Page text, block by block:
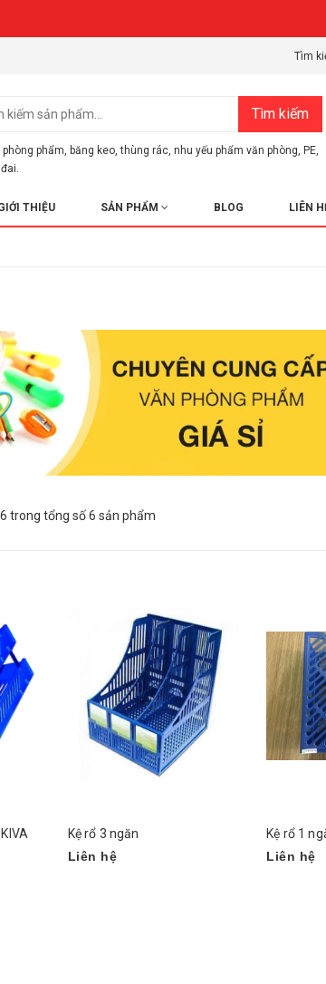
Tìm
Tìm kiếm
phòng phẩm băng keo ,thùng rác nhu yếu phẩm văn phòng PE
THIỆU SẢN PHẨM BLOG LIÊN
6 trong tổng số 6 sản phẩm
Kệ rổ 3 ngăn
Liên hệ
Kệ rổ 1
Liên hệ